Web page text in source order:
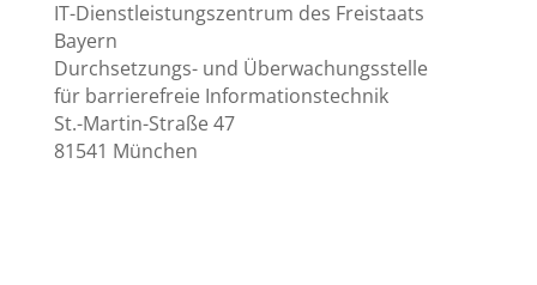
IT-Dienstleistungszentrum des Freistaats
Bayern
Durchsetzungs- und Überwachungsstelle
für barrierefreie Informationstechnik
St.-Martin-Straße 47
81541 München